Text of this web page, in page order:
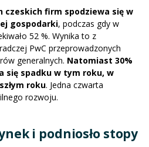
czeskich firm spodziewa się w
gospodarki, podczas gdy w
52 %. Wynika to z
PwC przeprowadzonych
generalnych. Natomiast 30%
się spadku w tym roku, w
roku. Jedna czwarta
rozwoju.
i podniosło stopy